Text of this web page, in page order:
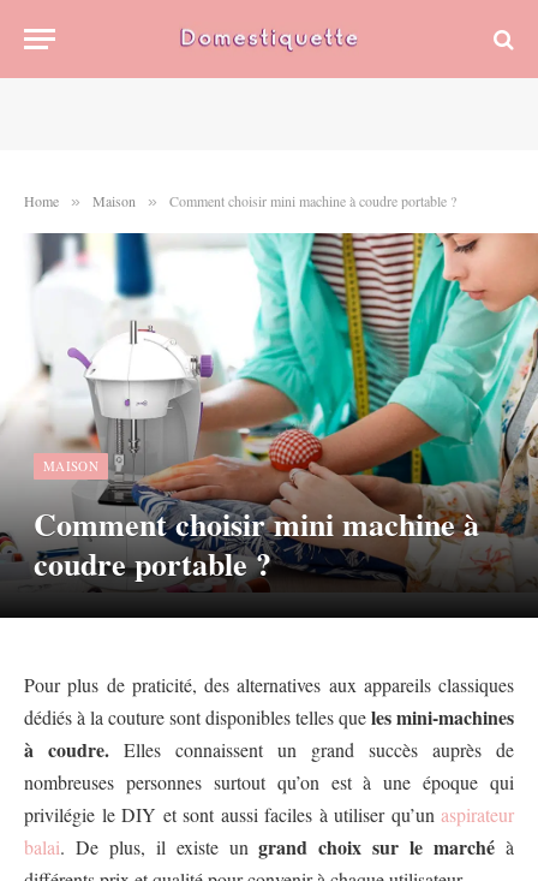
Home » Maison » Comment choisir mini machine à coudre portable ?
MAISON
Comment choisir mini machine à
coudre portable ?
Pour plus de praticité, des alternatives aux appareils classiques
dédiés à la couture sont disponibles telles queles mini-machines
à coudre. Elles connaissent un grand succès auprès de
nombreuses personnes surtout qu’on est à une époque qui
privilégie le DIY et sont aussi faciles à utiliser qu’un aspirateur
balai. De plus, il existe ungrand choix sur le marché à